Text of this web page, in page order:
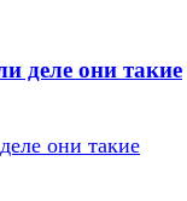
деле они такие